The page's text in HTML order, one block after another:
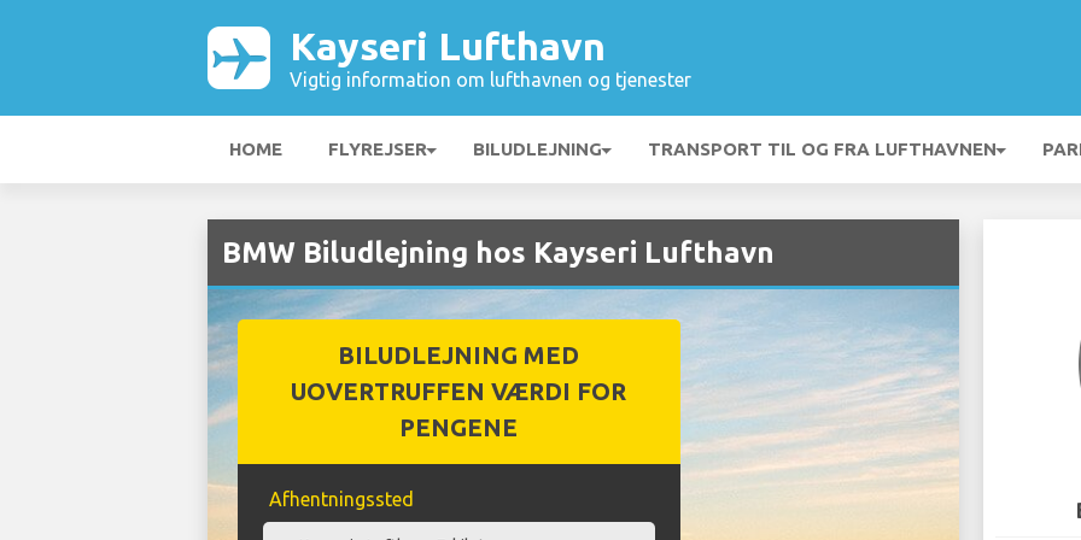
Kayseri Lufthavn
Vigtig information om lufthavnen og tjenester
HOME FLYREJSER BILUDLEJNING TRANSPORT TIL OG FRA LUFTHAVNEN
BMW Biludlejning hos Kayseri Lufthavn
BILUDLEJNING MED
UOVERTRUFFEN VÆRDI FOR
PENGENE
Afhentningssted